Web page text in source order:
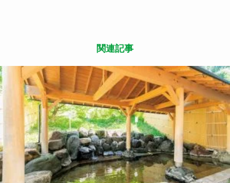
関連記事